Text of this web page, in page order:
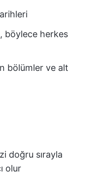
böylece herkes
bölümler ve alt
doğru sırayla
olur